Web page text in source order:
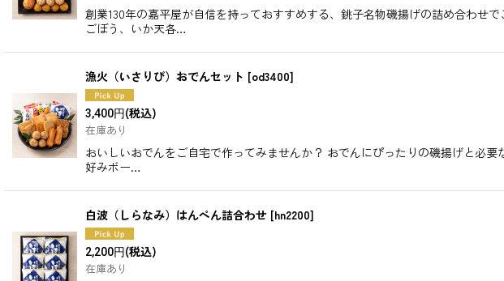
創業130年の嘉平屋が自信を持っておすすめする、銚子名物磯揚げの詰め合わせ
ごぼう、いか天各…
漁火（いさりび）おでんセット [od3400]
3,400円(税込)
在庫あり
おいしいおでんをご自宅で作ってみませんか？ おでんにぴったりの磯揚げと必
好みボー…
白波（しらなみ）はんぺん詰合わせ [hn2200]
2,200円(税込)
在庫あり